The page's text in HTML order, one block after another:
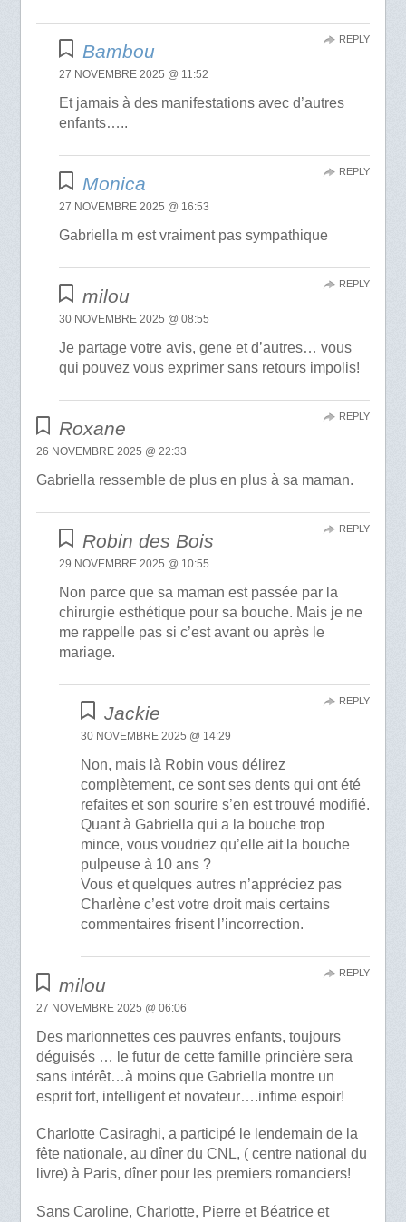
Bambou
27 NOVEMBRE 2025 @ 11:52
Et jamais à des manifestations avec d’autres
enfants…..
REPLY
Monica
27 NOVEMBRE 2025 @ 16:53
Gabriella m est vraiment pas sympathique
REPLY
milou
30 NOVEMBRE 2025 @ 08:55
Je partage votre avis, gene et d’autres… vous
qui pouvez vous exprimer sans retours impolis!
REPLY
Roxane
26 NOVEMBRE 2025 @ 22:33
Gabriella ressemble de plus en plus à sa maman.
REPLY
Robin des Bois
29 NOVEMBRE 2025 @ 10:55
Non parce que sa maman est passée par la
chirurgie esthétique pour sa bouche. Mais je ne
me rappelle pas si c’est avant ou après le
mariage.
REPLY
Jackie
30 NOVEMBRE 2025 @ 14:29
Non, mais là Robin vous délirez
complètement, ce sont ses dents qui ont été
refaites et son sourire s’en est trouvé modifié.
Quant à Gabriella qui a la bouche trop
mince, vous voudriez qu’elle ait la bouche
pulpeuse à 10 ans ?
Vous et quelques autres n’appréciez pas
Charlène c’est votre droit mais certains
commentaires frisent l’incorrection.
REPLY
milou
27 NOVEMBRE 2025 @ 06:06
Des marionnettes ces pauvres enfants, toujours
déguisés … le futur de cette famille princière sera
sans intérêt…à moins que Gabriella montre un
esprit fort, intelligent et novateur….infime espoir!
Charlotte Casiraghi, a participé le lendemain de la
fête nationale, au dîner du CNL, ( centre national du
livre) à Paris, dîner pour les premiers romanciers!
Sans Caroline, Charlotte, Pierre et Béatrice et
REPLY